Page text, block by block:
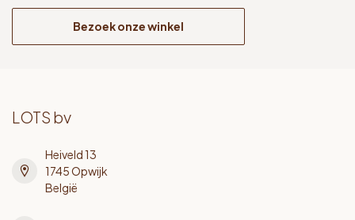
Bezoek onze winkel
LOTS bv
Heiveld 13
1745 Opwijk
België